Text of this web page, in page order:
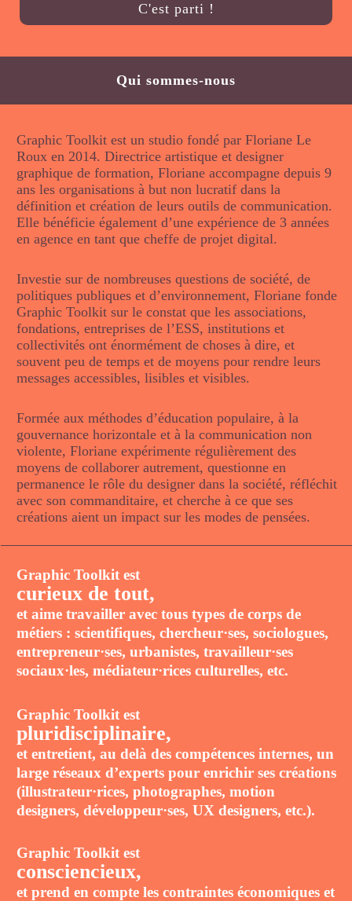
Qui sommes-nous
Graphic Toolkit est un studio fondé par Floriane Le
Roux en 2014. Directrice artistique et designer
graphique de formation, Floriane accompagne depuis 9
ans les organisations à but non lucratif dans la
définition et création de leurs outils de communication.
Elle bénéficie également d’une expérience de 3 années
en agence en tant que cheffe de projet digital.
Investie sur de nombreuses questions de société, de
politiques publiques et d’environnement, Floriane fonde
Graphic Toolkit sur le constat que les associations,
fondations, entreprises de l’ESS, institutions et
collectivités ont énormément de choses à dire, et
souvent peu de temps et de moyens pour rendre leurs
messages accessibles, lisibles et visibles.
Formée aux méthodes d’éducation populaire, à la
gouvernance horizontale et à la communication non
violente, Floriane expérimente régulièrement des
moyens de collaborer autrement, questionne en
permanence le rôle du designer dans la société, réfléchit
avec son commanditaire, et cherche à ce que ses
créations aient un impact sur les modes de pensées.
Graphic Toolkit est
curieux de tout,
et aime travailler avec tous types de corps de
métiers : scientifiques, chercheur·ses, sociologues,
entrepreneur·ses, urbanistes, travailleur·ses
sociaux·les, médiateur·rices culturelles, etc.
Graphic Toolkit est
pluridisciplinaire,
et entretient, au delà des compétences internes, un
large réseaux d’experts pour enrichir ses créations
(illustrateur·rices, photographes, motion
designers, développeur·ses, UX designers, etc.).
Graphic Toolkit est
consciencieux,
et prend en compte les contraintes économiques et